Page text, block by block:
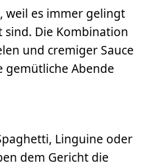
weil es immer gelingt
Die Kombination
und cremiger Sauce
gemütliche Abende
Linguine oder
dem Gericht die